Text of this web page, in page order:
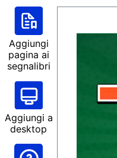
Aggiungi
pagina ai
segnalibri
Aggiungi a
desktop